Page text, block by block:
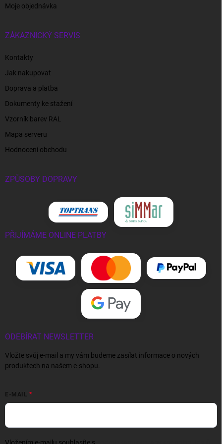
Moje objednávka
ZÁKAZNICKÝ SERVIS
Kontakty
Jak nakupovat
Doprava a platba
Dokumenty ke stažení
Vzorník barev RAL
Mapa serveru
Hodnocení obchodu
ZPŮSOBY DOPRAVY
PŘIJÍMÁME ONLINE PLATBY
ODEBÍRAT NEWSLETTER
Vložte svůj e-mail a my vám budeme zasílat informace o nových
produktech na našem e-shopu.
E-MAIL